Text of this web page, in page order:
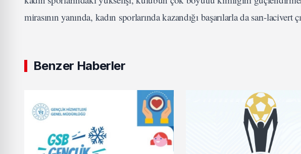
mirasının yanında, kadın sporlarında kazandığı başarılarla da sarı-
Benzer Haberler